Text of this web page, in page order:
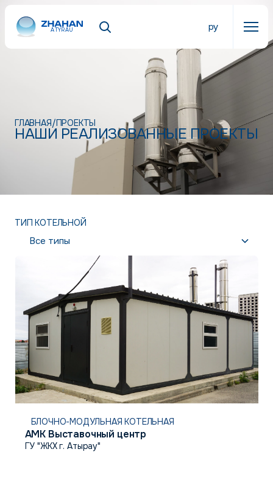
ATYRAU ру
ГЛАВНАЯ/ПРОЕКТЫ
НАШИ РЕАЛИЗОВАННЫЕ ПРОЕКТЫ
ТИП КОТЕЛЬНОЙ
БЛОЧНО-МОДУЛЬНАЯ КОТЕЛЬНАЯ
АМК Выставочный центр
ГУ "ЖКХ г. Атырау"